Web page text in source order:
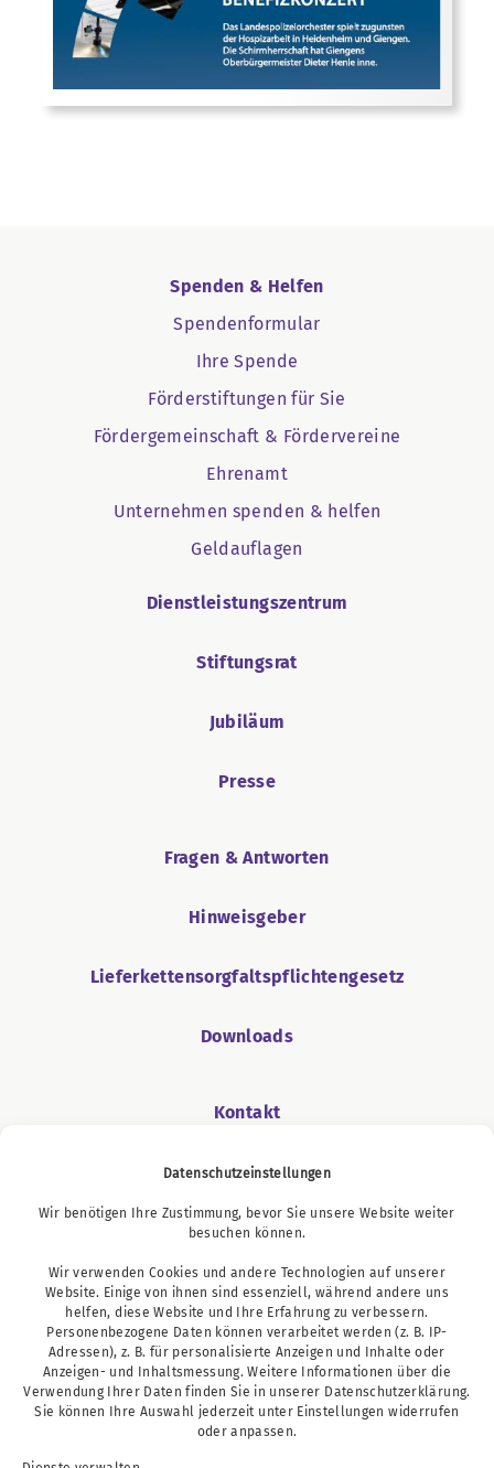
Datenschutzeinstellungen
Wir benötigen Ihre Zustimmung, bevor Sie unsere Website weiter
besuchen können.
Wir verwenden Cookies und andere Technologien auf unserer
Website. Einige von ihnen sind essenziell, während andere uns
helfen, diese Website und Ihre Erfahrung zu verbessern.
Personenbezogene Daten können verarbeitet werden (z. B. IP-
Adressen), z. B. für personalisierte Anzeigen und Inhalte oder
Anzeigen- und Inhaltsmessung. Weitere Informationen über die
Verwendung Ihrer Daten finden Sie in unserer Datenschutzerklärung.
Sie können Ihre Auswahl jederzeit unter Einstellungen widerrufen
oder anpassen.
Spenden & Helfen
Spendenformular
Ihre Spende
Förderstiftungen für Sie
Fördergemeinschaft & Fördervereine
Ehrenamt
Unternehmen spenden & helfen
Geldauflagen
Dienstleistungszentrum
Stiftungsrat
Jubiläum
Presse
Fragen & Antworten
Hinweisgeber
Lieferkettensorgfaltspflichtengesetz
Downloads
Kontakt
Podcast